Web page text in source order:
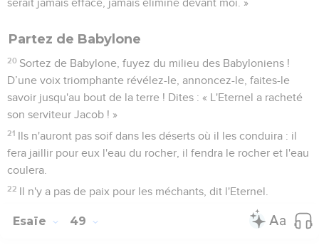
serait jamais effacé, jamais éliminé devant moi. »
Partez de Babylone
20 Sortez de Babylone, fuyez du milieu des Babyloniens !
D’une voix triomphante révélez-le, annoncez-le, faites-le
savoir jusqu'au bout de la terre ! Dites : « L'Eternel a racheté
son serviteur Jacob ! »
21 Ils n'auront pas soif dans les déserts où il les conduira : il
fera jaillir pour eux l'eau du rocher, il fendra le rocher et l'eau
coulera.
22 Il n'y a pas de paix pour les méchants, dit l'Eternel.
Esaïe 49